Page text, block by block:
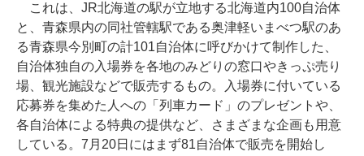
これは、JR北海道の駅が立地する北海道内100自治体
と、青森県内の同社管轄駅である奥津軽いまべつ駅のあ
る青森県今別町の計101自治体に呼びかけて制作した、
自治体独自の入場券を各地のみどりの窓口やきっぷ売り
場、観光施設などで販売するもの。入場券に付いている
応募券を集めた人への「列車カード」のプレゼントや、
各自治体による特典の提供など、さまざまな企画も用意
している。7月20日にはまず81自治体で販売を開始し